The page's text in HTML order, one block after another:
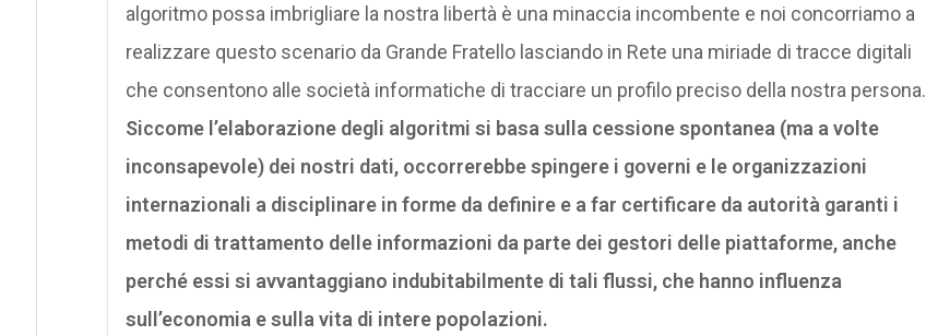
algoritmo possa imbrigliare la nostra libertà è una minaccia incombente e noi concorriamo a
realizzare questo scenario da Grande Fratello lasciando in Rete una miriade di tracce digitali
che consentono alle società informatiche di tracciare un profilo preciso della nostra persona.
Siccome l’elaborazione degli algoritmi si basa sulla cessione spontanea (ma a volte
inconsapevole) dei nostri dati, occorrerebbe spingere i governi e le organizzazioni
internazionali a disciplinare in forme da definire e a far certificare da autorità garanti i
metodi di trattamento delle informazioni da parte dei gestori delle piattaforme, anche
perché essi si avvantaggiano indubitabilmente di tali flussi, che hanno influenza
sull’economia e sulla vita di intere popolazioni.